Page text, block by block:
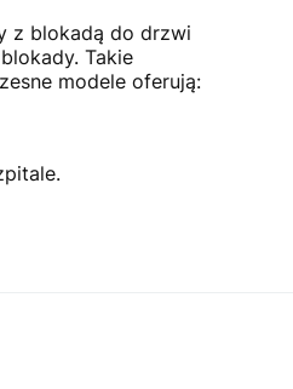
z blokadą do drzwi
Takie
modele oferują: